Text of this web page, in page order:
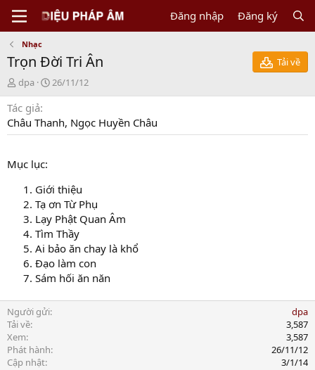
Đăng nhập Đăng ký
Nhạc
Trọn Đời Tri Ân
Tải về
N
g
ư
ờ
i
i
dpa
C
r
a
t
d
a
t
e
26/11/12
Tác giả
Châu Thanh, Ngọc Huyền Châu
Mục lục:
Giới thiệu
Tạ ơn Từ Phụ
Lạy Phật Quan Âm
Tìm Thầy
Ai bảo ăn chay là khổ
Đạo làm con
Sám hối ăn năn
Người gửi
dpa
Tải về
3,587
Xem
3,587
Phát hành
26/11/12
Cập nhật
3/1/14